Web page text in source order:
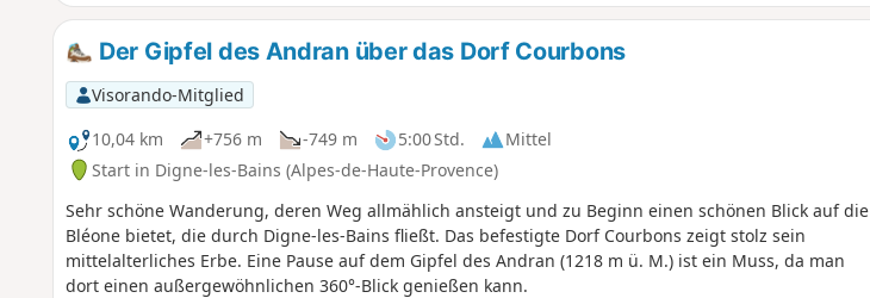
Der Gipfel des Andran über das Dorf Courbons
Visorando-Mitglied
10,04 km
+756 m -749 m 5:00 Std.
Mittel
Start in Digne-les-Bains (Alpes-de-Haute-Provence)
Sehr schöne Wanderung, deren Weg allmählich ansteigt und zu Beginn einen schönen Blick auf die
Bléone bietet, die durch Digne-les-Bains fließt. Das befestigte Dorf Courbons zeigt stolz sein
mittelalterliches Erbe. Eine Pause auf dem Gipfel des Andran (1218 m ü. M.) ist ein Muss, da man
dort einen außergewöhnlichen 360°-Blick genießen kann.